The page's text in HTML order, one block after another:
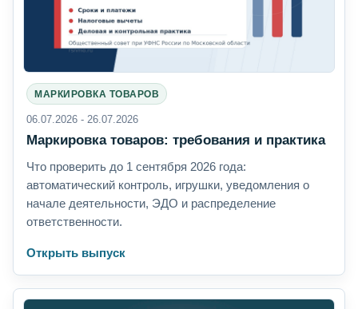
МАРКИРОВКА ТОВАРОВ
06.07.2026 - 26.07.2026
Маркировка товаров: требования и практика
Что проверить до 1 сентября 2026 года:
автоматический контроль, игрушки, уведомления о
начале деятельности, ЭДО и распределение
ответственности.
Открыть выпуск